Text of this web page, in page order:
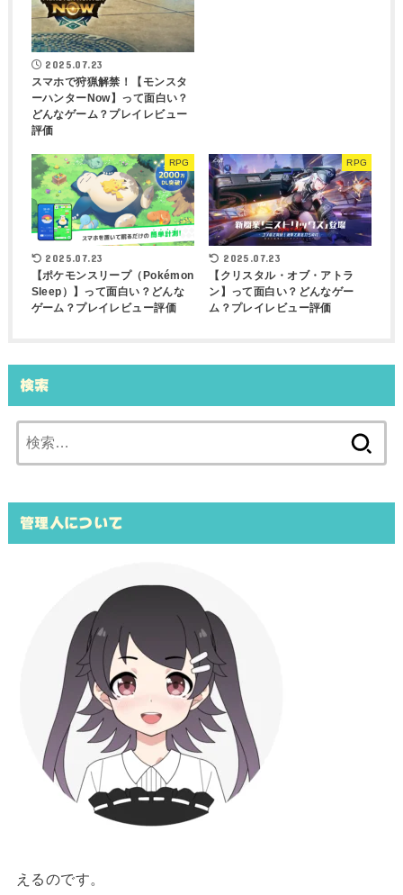
2025.07.23
スマホで狩猟解禁！【モンスタ
ーハンターNow】って面白い？
どんなゲーム？プレイレビュー
評価
RPG
2025.07.23
【ポケモンスリープ（Pokémon
Sleep）】って面白い？どんな
ゲーム？プレイレビュー評価
RPG
2025.07.23
【クリスタル・オブ・アトラ
ン】って面白い？どんなゲー
ム？プレイレビュー評価
検索
索:
管理人について
えるのです。